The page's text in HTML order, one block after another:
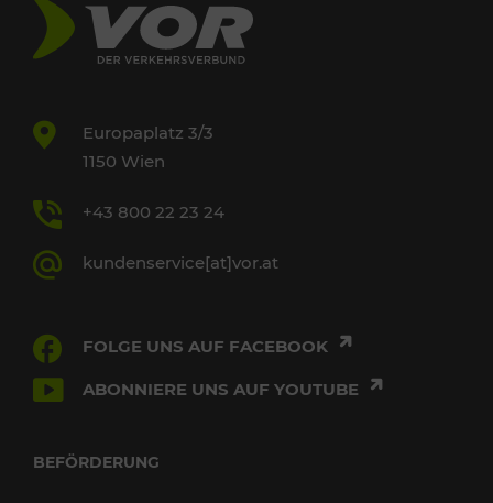
Europaplatz 3/3
1150 Wien
+43 800 22 23 24
kundenservice[at]vor.at
FOLGE UNS AUF FACEBOOK
ABONNIERE UNS AUF YOUTUBE
BEFÖRDERUNG